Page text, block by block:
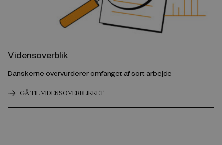
Vidensoverblik
Danskerne overvurderer omfanget af sort arbejde
GÅ TIL VIDENSOVERBLIKKET